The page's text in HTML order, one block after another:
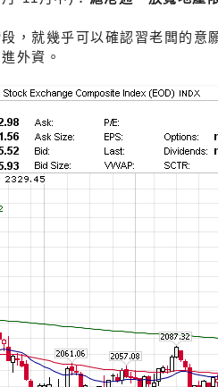
，就幾乎可以確認習老闆的意
外資。